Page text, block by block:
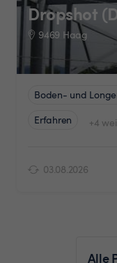
Dropshot
9469 Haag
Boden- und
Erfahren
+4
03.08.2026
Alle